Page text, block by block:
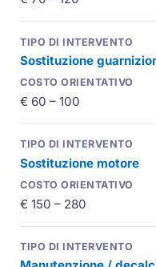
Sostituzione
€ 60 – 100
Sostituzione motore
€ 150 – 280